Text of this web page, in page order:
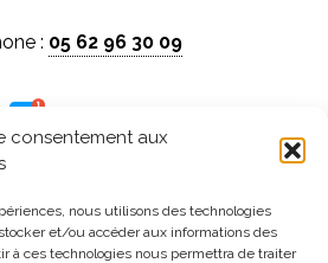
consentement aux
nous utilisons des technologies
et/ou accéder aux informations des
à ces technologies nous permettra de traiter
: 05 62 96 30 09
au vendredi
et de 13h30 à 17h30